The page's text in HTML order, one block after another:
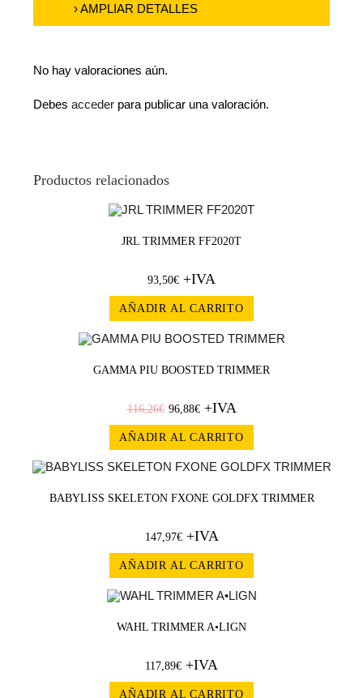
› AMPLIAR DETALLES
No hay valoraciones aún.
Debesacceder para publicar una valoración.
Productos relacionados
JRL TRIMMER FF2020T
93,50€ +IVA
AÑADIR AL CARRITO
¡OFERTGAMMA PIU BOOSTED TRIMMER
116,26€ 96,88€+IVA
AÑADIR AL CARRITO
BABYLISS SKELETON FXONE GOLDFX TRIMMER
147,97€+IVA
AÑADIR AL CARRITO
WAHL TRIMMER A•LIGN
117,89€ +IVA
AÑADIR AL CARRITO